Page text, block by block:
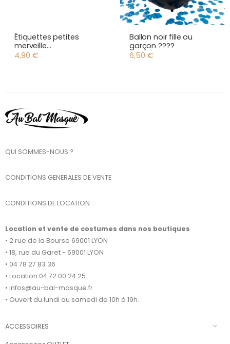
Étiquettes petites
merveille
rose/blanches
4,90 €
Ballon noir fille ou
garçon ????
6,50 €
QUI SOMMES-NOUS ?
CONDITIONS GENERALES DE VENTE
CONDITIONS DE LOCATION
Location et vente de costumes dans nos boutiques
• 2 rue de la Bourse 69001 LYON
• 18, rue du Garet - 69001 LYON
• 04 78 27 83 36
• Location 04 72 00 24 25
• infos@au-bal-masque.fr
• Ouvert du lundi au samedi de 10h à 19h.
ACCESSOIRES